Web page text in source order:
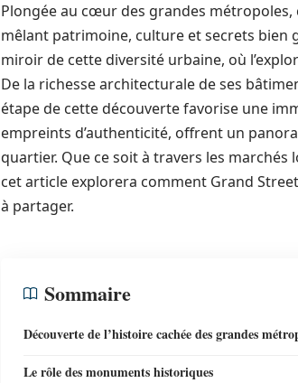
Plongée au cœur des grandes métropoles,
mêlant patrimoine, culture et secrets bien
miroir de cette diversité urbaine, où
De la richesse architecturale de ses
étape de cette découverte favorise une
empreints d’authenticité, offrent un
quartier. Que ce soit à travers les marchés
cet article explorera comment Grand
à partager.
Sommaire
Découverte de l’histoire cachée des grandes
Le rôle des monuments historiques